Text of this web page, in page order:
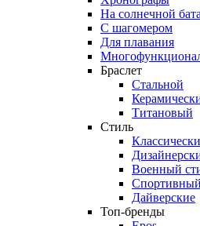
На солнечной
С шагомером
Для плавания
Браслет
Стальной
Титановый
Стиль
Военный
Дайверские
Топ-бренды